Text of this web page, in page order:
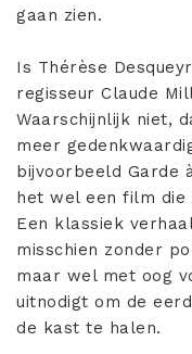
gaan zien.
Is Thérèse
regisseur Claude
Waarschijnlijk niet,
meer
bijvoorbeeld Garde
het wel een film
Een klassiek
misschien zonder
maar wel met oog
uitnodigt om de
de kast te halen.